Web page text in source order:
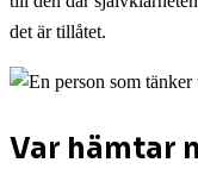
det är tillåtet.
Var hämtar